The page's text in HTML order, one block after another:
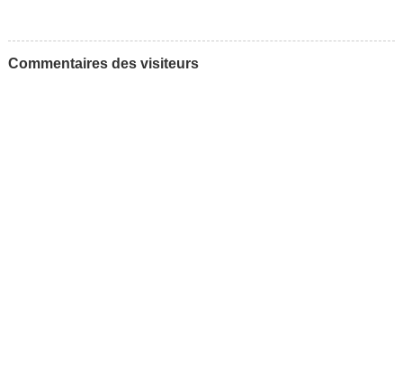
Commentaires des visiteurs